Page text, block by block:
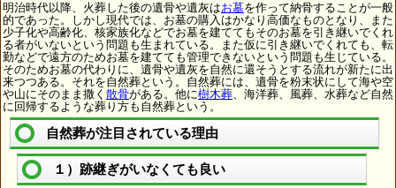
明治時代以降、火葬した後の遺骨や遺灰はお墓を作って納骨することが一般
的であった。しかし現代では、お墓の購入はかなり高価なものとなり、また
少子化や高齢化、核家族化などでお墓を建ててもそのお墓を引き継いでくれ
る者がいないという問題も生まれている。また仮に引き継いでくれても、転
勤などで遠方のためお墓を建てても管理できないという問題も生じている。
そのためお墓の代わりに、遺骨や遺灰を自然に還そうとする流れが新たに出
来つつある。それを自然葬という。自然葬には、遺骨を粉末状にして海や空
や山にそのまま撒く 散骨がある。他に樹木葬、海洋葬、風葬、水葬など自然
に回帰するような葬り方も自然葬という。
自然葬が注目されている理由
１）跡継ぎがいなくても良い